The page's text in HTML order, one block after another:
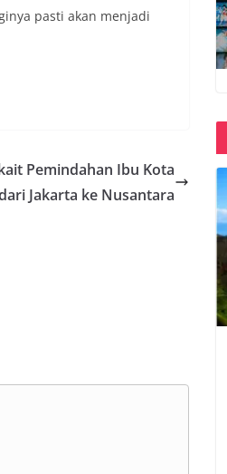
pasti akan menjadi
Pemindahan Ibu Kota
Jakarta ke Nusantara